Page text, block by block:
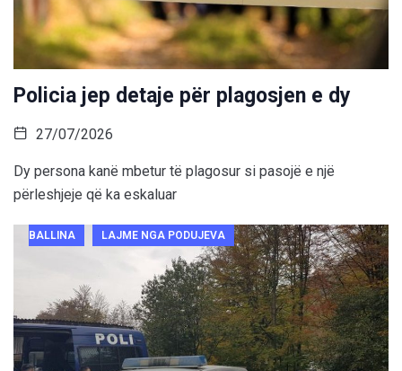
Policia jep detaje për plagosjen e dy
27/07/2026
Dy persona kanë mbetur të plagosur si pasojë e një
përleshjeje që ka eskaluar
BALLINA LAJME NGA PODUJEVA